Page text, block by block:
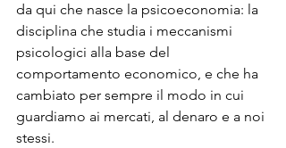
da qui che nasce la psicoeconomia: la
disciplina che studia i meccanismi
psicologici alla base del
comportamento economico, e che ha
cambiato per sempre il modo in cui
guardiamo ai mercati, al denaro e a noi
stessi.